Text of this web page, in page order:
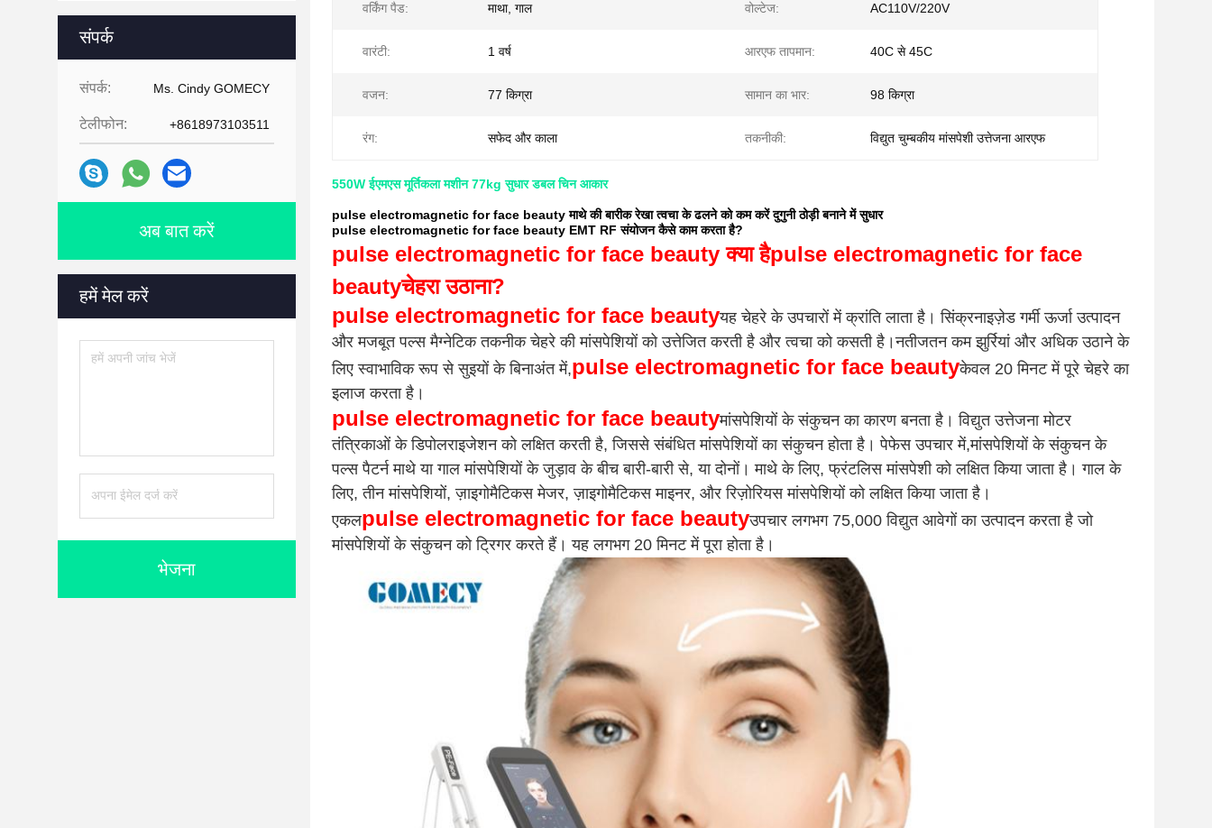
संपर्क
संपर्क: Ms. Cindy GOMECY
टेलीफोन: +8618973103511
अब बात करें
हमें मेल करें
भेजना
वर्किंग पैड: माथा, गाल वोल्टेज: AC110V/220V
वारंटी: 1 वर्ष आरएफ तापमान: 40C से 45C
वजन: 77 किग्रा सामान का भार: 98 किग्रा
रंग: सफेद और काला तकनीकी: विद्युत चुम्बकीय मांसपेशी उत्तेजना आरएफ
550W ईएमएस मूर्तिकला मशीन 77kg सुधार डबल चिन आकार
pulse electromagnetic for face beauty माथे की बारीक रेखा त्वचा के ढलने को कम करें दुगुनी ठोड़ी बनाने में सुधार
pulse electromagnetic for face beauty EMT RF संयोजन कैसे काम करता है?
pulse electromagnetic for face beauty क्या हैpulse electromagnetic for face
beautyचेहरा उठाना?
pulse electromagnetic for face beautyयह चेहरे के उपचारों में क्रांति लाता है। सिंक्रनाइज़ेड गर्मी ऊर्जा उत्पादन
और मजबूत पल्स मैग्नेटिक तकनीक चेहरे की मांसपेशियों को उत्तेजित करती है और त्वचा को कसती है।नतीजतन कम झुर्रियां और अधिक उठाने के
लिए स्वाभाविक रूप से सुइयों के बिनाअंत में,pulse electromagnetic for face beautyकेवल 20 मिनट में पूरे चेहरे का
इलाज करता है।
pulse electromagnetic for face beautyमांसपेशियों के संकुचन का कारण बनता है। विद्युत उत्तेजना मोटर
तंत्रिकाओं के डिपोलराइजेशन को लक्षित करती है, जिससे संबंधित मांसपेशियों का संकुचन होता है। पेफेस उपचार में,मांसपेशियों के संकुचन के
पल्स पैटर्न माथे या गाल मांसपेशियों के जुड़ाव के बीच बारी-बारी से, या दोनों। माथे के लिए, फ्रंटलिस मांसपेशी को लक्षित किया जाता है। गाल के
लिए, तीन मांसपेशियों, ज़ाइगोमैटिकस मेजर, ज़ाइगोमैटिकस माइनर, और रिज़ोरियस मांसपेशियों को लक्षित किया जाता है।
एकलpulse electromagnetic for face beautyउपचार लगभग 75,000 विद्युत आवेगों का उत्पादन करता है जो
मांसपेशियों के संकुचन को ट्रिगर करते हैं। यह लगभग 20 मिनट में पूरा होता है।